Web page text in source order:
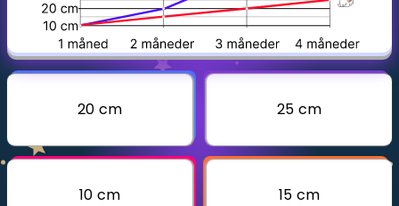
Gangetabellen
Junior Matte
Bestill privatundervisning
20 cm 25 cm
10 cm 15 cm